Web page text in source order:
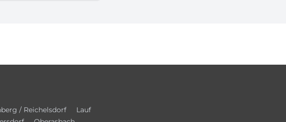
/ Reichelsdorf
Lauf